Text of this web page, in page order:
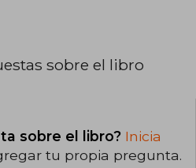
sobre el libro
sobre el libro? Inicia
tu propia pregunta.